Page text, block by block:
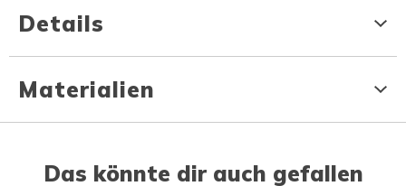
Details
Materialien
Das könnte dir auch gefallen